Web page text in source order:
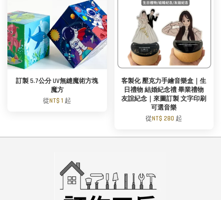
訂製 5.7公分 UV無縫魔術方塊
魔方
從NT$ 1 起
客製化 壓克力手繪音樂盒｜生
日禮物 結婚紀念禮 畢業禮物
友誼紀念｜來圖訂製 文字印刷
可選音樂
從NT$ 280 起